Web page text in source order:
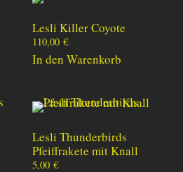
Lesli Killer Coyote
110,00 €
In den Warenkorb
Lesli Thunderbirds
Pfeiffrakete mit Knall
5,00 €